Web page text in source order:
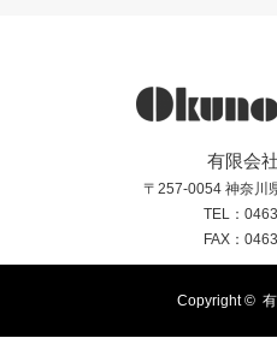
有限会
〒257-0054 神奈川
TEL：
FAX：
Copyright ©